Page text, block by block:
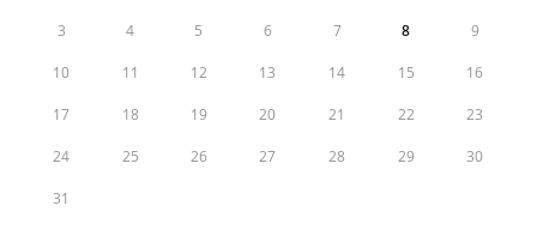
3 4 5 6 7 8 9
10 11 12 13 14 15 16
17 18 19 20 21 22 23
24 25 26 27 28 29 30
31